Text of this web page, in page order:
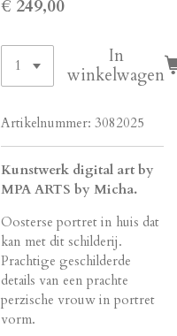
€ 249,00
In
winkelwagen
Artikelnummer: 3082025
Kunstwerk digital art by
MPA ARTS by Micha.
Oosterse portret in huis dat
kan met dit schilderij.
Prachtige geschilderde
details van een prachte
perzische vrouw in portret
vorm.